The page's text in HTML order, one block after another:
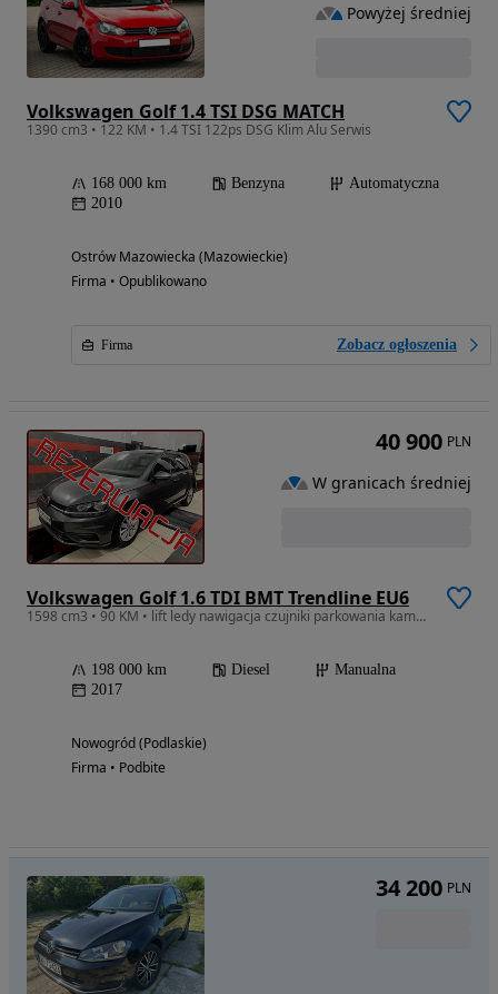
Volkswagen Golf 1.4 TSI DSG MATCH
1390 cm3 • 122 KM • 1.4 TSI 122ps DSG Klim Alu Serwis
168 000 km Benzyna
Automatyczna
2010
Ostrów Mazowiecka (Mazowieckie)
Firma • Opublikowano
Firma Zobacz ogłoszenia
Powyżej średniej
Volkswagen Golf 1.6 TDI BMT Trendline EU6
1598 cm3 • 90 KM • lift ledy nawigacja czujniki parkowania kamera cofania
198 000 km Diesel
Manualna
2017
Nowogród (Podlaskie)
Firma • Podbite
40 900 PLN
W granicach średniej
34 200 PLN